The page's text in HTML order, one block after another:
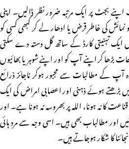
بجٹ پر ایک مرتبہ ضرور نظر ڈالیں۔ اپنی
کی خاطر قرض یا ادھار لے کر کبھی کسی کو
ایک تہنیتی کارڈ کے ساتھ گل دستہ دے سکتی
کر اپنے آپ کو اور اپنے شوہر یا بھائیوں
آپ کے مطالبات سے مجبور ہوکر ناجائز ذرائع
ہوئے ذہنی اور اعصابی امراض کی ایک
کا نہ ہونا، اللہ پر بھروسہ نہ ہونا ہے۔ اور
اور مطالباب بھی ہیں۔ اسی وجہ سے مرد ہائی
کا شکار ہوجاتے ہیں۔